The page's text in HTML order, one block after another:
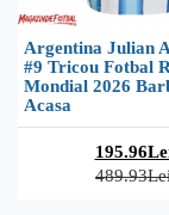
Argentina Julian
#9 Tricou Fotbal
Mondial 2026
Acasa